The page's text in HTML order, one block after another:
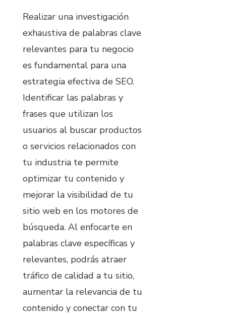
Realizar una investigación
exhaustiva de palabras clave
relevantes para tu negocio
es fundamental para una
estrategia efectiva de SEO.
Identificar las palabras y
frases que utilizan los
usuarios al buscar productos
o servicios relacionados con
tu industria te permite
optimizar tu contenido y
mejorar la visibilidad de tu
sitio web en los motores de
búsqueda. Al enfocarte en
palabras clave específicas y
relevantes, podrás atraer
tráfico de calidad a tu sitio,
aumentar la relevancia de tu
contenido y conectar con tu